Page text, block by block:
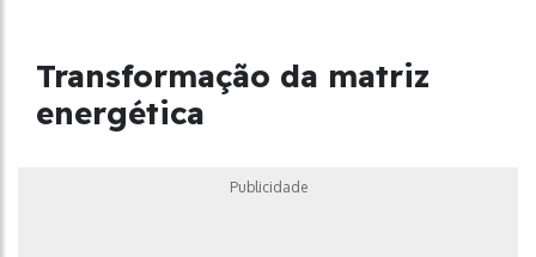
Transformação da matriz
energética
Publicidade